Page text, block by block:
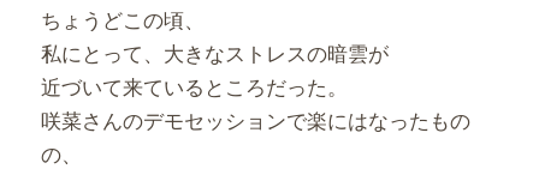
ちょうどこの頃、
私にとって、大きなストレスの暗雲が
近づいて来ているところだった。
咲菜さんのデモセッションで楽にはなったもの
の、